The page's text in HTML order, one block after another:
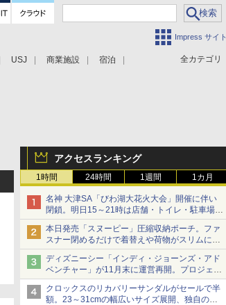
Impress サイト
全カテゴリ
USJ 商業施設 宿泊
アクセスランキング
1時間 24時間 1週間 1カ月
名神 大津SA「びわ湖大花火大会」開催に伴い
閉鎖。明日15～21時は店舗・トイレ・駐車場の
利用不可
本日発売「スヌーピー」圧縮収納ポーチ。ファ
スナー閉めるだけで着替えや荷物がスリムにま
とまる
ディズニーシー「インディ・ジョーンズ・アド
ベンチャー」が11月末に運営再開。プロジェク
ションマッピングを追加、DPAは1500円
クロックスのリカバリーサンダルがセールで半
額。23～31cmの幅広いサイズ展開、独自のク